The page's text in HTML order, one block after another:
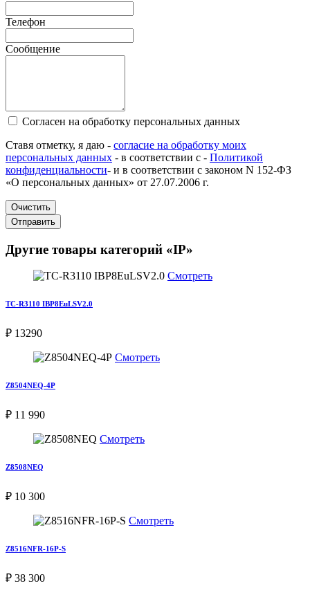
Телефон
Сообщение
Согласен на обработку персональных данных
Ставя отметку, я даю - согласие на обработку моих
персональных данных - в соответствии с - Политикой
конфиденциальности- и в соответствии с законом N 152-ФЗ
«О персональных данных» от 27.07.2006 г.
Очистить
Отправить
Другие товары категорий «IP»
Смотреть
TC-R3110 IBP8EuLSV2.0
₽ 13290
Смотреть
Z8504NEQ-4P
₽ 11 990
Смотреть
Z8508NEQ
₽ 10 300
Смотреть
Z8516NFR-16P-S
₽ 38 300